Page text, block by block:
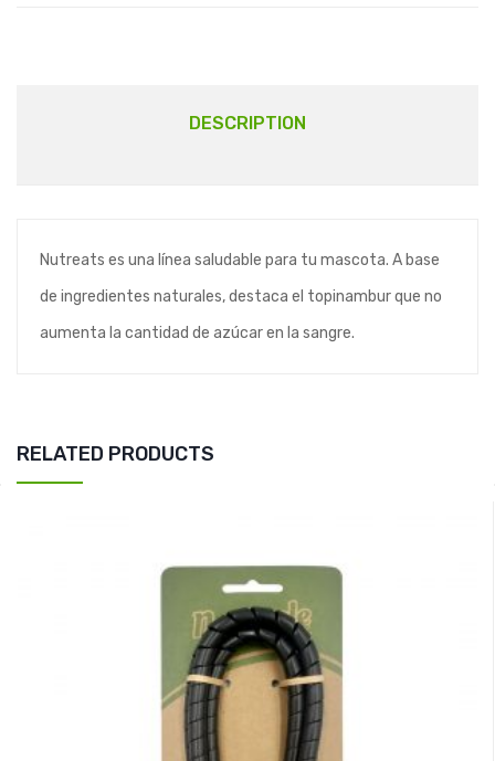
DESCRIPTION
Nutreats es una línea saludable para tu mascota. A base
de ingredientes naturales, destaca el topinambur que no
aumenta la cantidad de azúcar en la sangre.
RELATED PRODUCTS